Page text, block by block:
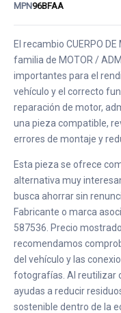
MPN96BFAA
El recambio CUERPO
familia de MOTOR /
importantes para el
vehículo y el correcto
reparación de motor,
una pieza compatible,
errores de montaje y
Esta pieza se ofrece
alternativa muy
busca ahorrar sin
Fabricante o marca
587536. Precio
recomendamos
del vehículo y las
fotografías. Al reutilizar
ayudas a reducir
sostenible dentro de la